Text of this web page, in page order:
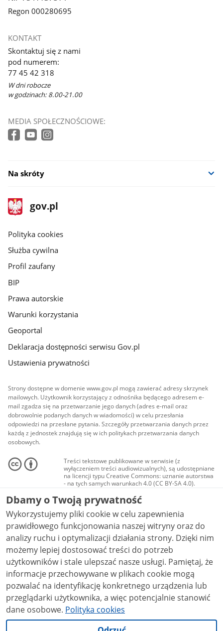
Regon 000280695
KONTAKT
Skontaktuj się z nami
pod numerem:
77 45 42 318
W dni robocze
w godzinach: 8.00-21.00
MEDIA SPOŁECZNOŚCIOWE:
Na skróty
stopka
gov.pl
Strona
gov.pl
gov.pl
Polityka cookies
Służba cywilna
Profil zaufany
BIP
Prawa autorskie
Warunki korzystania
Geoportal
Deklaracja dostępności serwisu Gov.pl
Ustawienia prywatności
Strony dostępne w domenie www.gov.pl mogą zawierać adresy skrzynek
mailowych. Użytkownik korzystający z odnośnika będącego adresem e-
mail zgadza się na przetwarzanie jego danych (adres e-mail oraz
dobrowolnie podanych danych w wiadomości) w celu przesłania
odpowiedzi na przesłane pytania. Szczegóły przetwarzania danych przez
każdą z jednostek znajdują się w ich politykach przetwarzania danych
osobowych.
Treści tekstowe publikowane w serwisie (z
wyłączeniem treści audiowizualnych), są udostępniane
na licencji typu Creative Commons: uznanie autorstwa
- na tych samych warunkach 4.0 (CC BY-SA 4.0).
Materiały audiowizualne, w tym zdjęcia, materiały
audio i wideo, są udostępniane na licencji typu
Creative Commons: uznanie autorstwa użycie
niekomercyjne - bez utworów zależnych 4.0 (CC BY-
NC-ND 4.0), o ile nie jest to stwierdzone inaczej.
Dbamy o Twoją prywatność
Wykorzystujemy pliki cookie w celu zapewnienia
prawidłowego funkcjonowania naszej witryny oraz do
analizy ruchu i optymalizacji działania strony. Dzięki nim
możemy lepiej dostosować treści do potrzeb
użytkowników i stale ulepszać nasze usługi. Pamiętaj, że
informacje przechowywane w plikach cookie mogą
pozwalać na identyfikację konkretnego urządzenia lub
przeglądarki użytkownika, a więc potencjalnie stanowić
dane osobowe. Polityka cookies